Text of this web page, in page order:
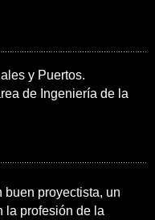
y Puertos.
de Ingeniería de la
buen proyectista, un
la profesión de la